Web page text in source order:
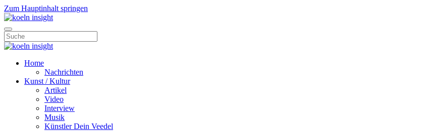
Zum Hauptinhalt springen
Home
Nachrichten
Kunst / Kultur
Artikel
Video
Interview
Musik
Künstler Dein Veedel